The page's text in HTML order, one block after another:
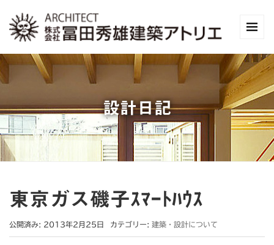
設計日記
東京ガス磯子ｽﾏｰﾄﾊｳｽ
公開済み: 2013年2月25日 カテゴリー: 建築・設計について